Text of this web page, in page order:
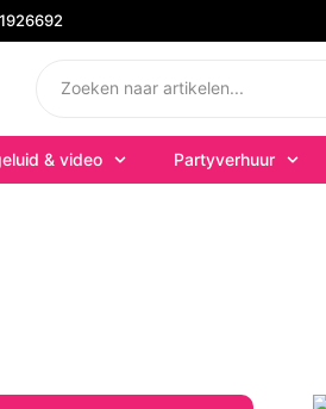
& video Partyverhuur